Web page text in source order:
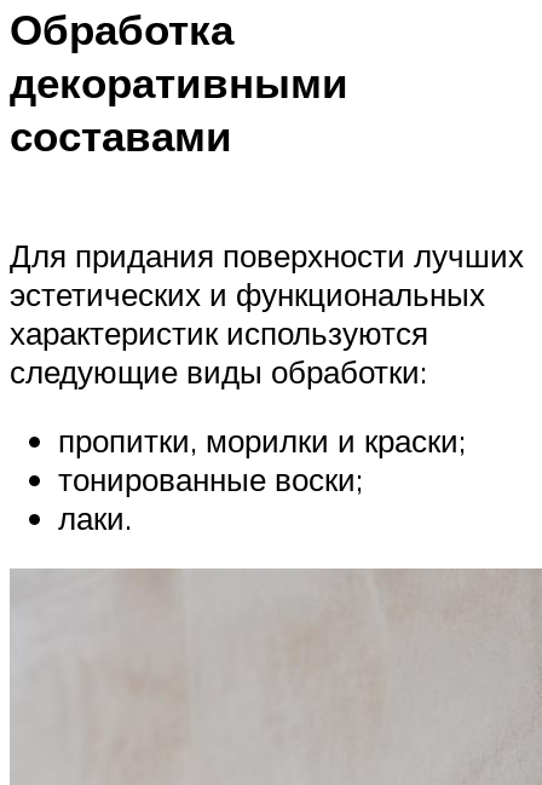
Обработка
декоративными
составами
Для придания поверхности лучших
эстетических и функциональных
характеристик используются
следующие виды обработки:
пропитки, морилки и краски;
тонированные воски;
лаки.